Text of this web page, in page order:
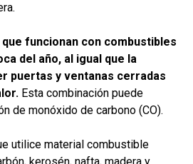
funcionan con combustibles
del año, al igual que la
puertas y ventanas cerradas
Esta combinación puede
de monóxido de carbono (CO).
utilice material combustible